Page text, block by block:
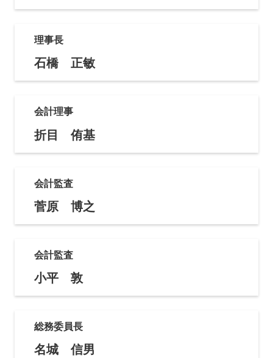
理事長
石橋 正敏
会計理事
折目 侑基
会計監査
菅原 博之
会計監査
小平 敦
総務委員長
名城 信男